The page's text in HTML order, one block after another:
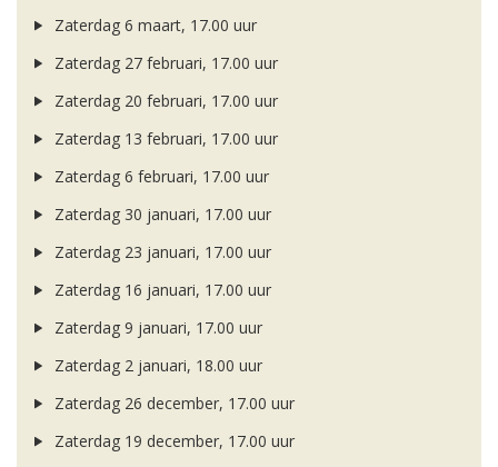
Zaterdag 6 maart, 17.00 uur
Zaterdag 27 februari, 17.00 uur
Zaterdag 20 februari, 17.00 uur
Zaterdag 13 februari, 17.00 uur
Zaterdag 6 februari, 17.00 uur
Zaterdag 30 januari, 17.00 uur
Zaterdag 23 januari, 17.00 uur
Zaterdag 16 januari, 17.00 uur
Zaterdag 9 januari, 17.00 uur
Zaterdag 2 januari, 18.00 uur
Zaterdag 26 december, 17.00 uur
Zaterdag 19 december, 17.00 uur